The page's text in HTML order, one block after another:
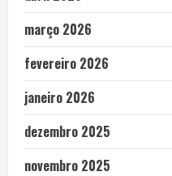
março 2026
fevereiro 2026
janeiro 2026
dezembro 2025
novembro 2025